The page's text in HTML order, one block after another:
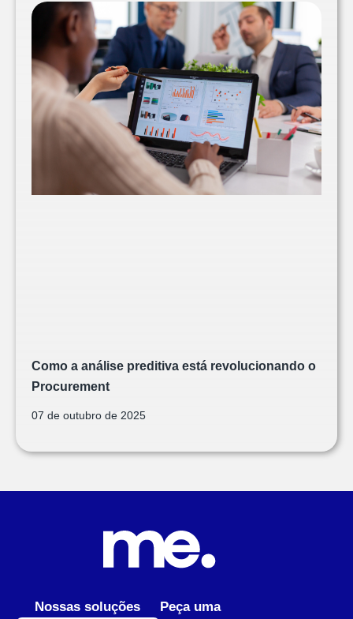
Como a análise preditiva está revolucionando o
Procurement
07 de outubro de 2025
Nossas soluções
Peça uma